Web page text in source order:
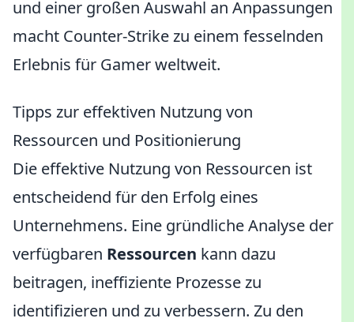
und einer großen Auswahl an Anpassungen
macht Counter-Strike zu einem fesselnden
Erlebnis für Gamer weltweit.
Tipps zur effektiven Nutzung von
Ressourcen und Positionierung
Die effektive Nutzung von Ressourcen ist
entscheidend für den Erfolg eines
Unternehmens. Eine gründliche Analyse der
verfügbaren Ressourcen kann dazu
beitragen, ineffiziente Prozesse zu
identifizieren und zu verbessern. Zu den